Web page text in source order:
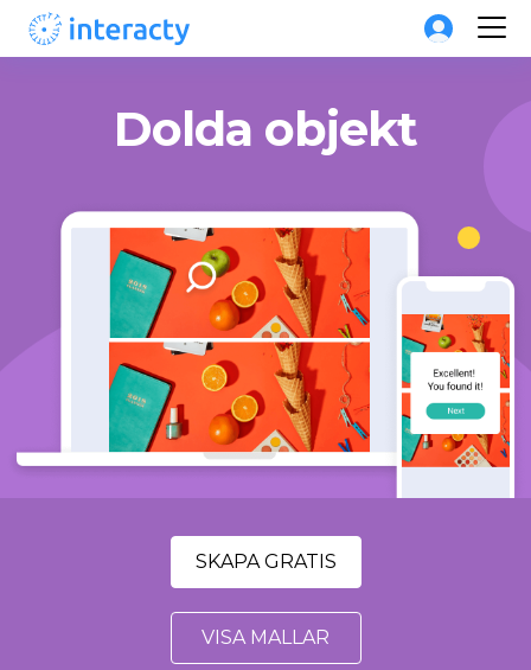
Dolda objekt
VISA MALLAR
SKAPA GRATIS